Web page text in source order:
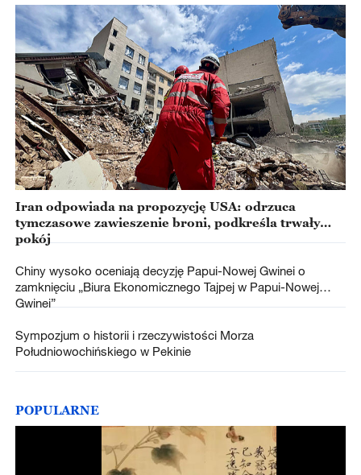
Iran odpowiada na propozycję USA: odrzuca
tymczasowe zawieszenie broni, podkreśla trwały
pokój
Chiny wysoko oceniają decyzję Papui-Nowej Gwinei o
zamknięciu „Biura Ekonomicznego Tajpej w Papui-Nowej
Gwinei”
Sympozjum o historii i rzeczywistości Morza
Południowochińskiego w Pekinie
POPULARNE